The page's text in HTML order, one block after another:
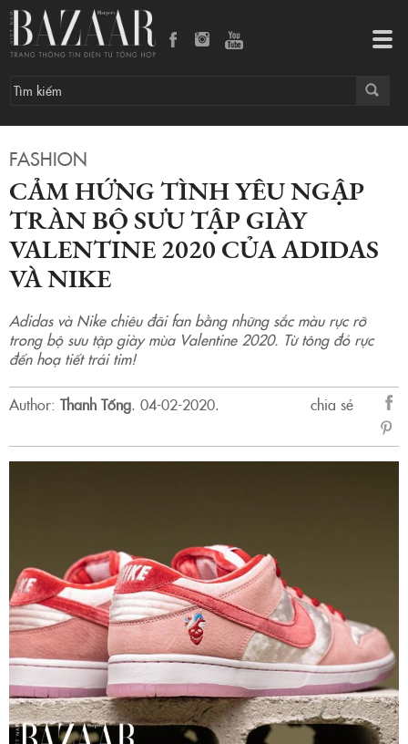
FASHION
CẢM HỨNG TÌNH YÊU NGẬP
TRÀN BỘ SƯU TẬP GIÀY
VALENTINE 2020 CỦA ADIDAS
VÀ NIKE
Adidas và Nike chiêu đãi fan bằng những sắc màu rực rỡ
trong bộ sưu tập giày mùa Valentine 2020. Từ tông đỏ rực
đến hoạ tiết trái tim!
Author: Thanh Tống. 04-02-2020.
chia sẻ
sẻ